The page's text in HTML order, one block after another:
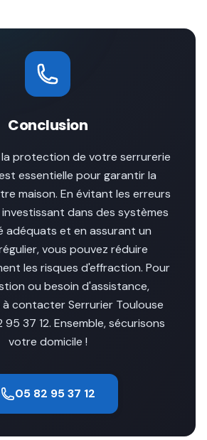
Conclusion
la protection de votre serrurerie
essentielle pour garantir la
maison. En évitant les erreurs
dans des systèmes
adéquats et en assurant un
vous pouvez réduire
les risques d'effraction. Pour
ou besoin d'assistance,
contacter Serrurier Toulouse
95 37 12. Ensemble, sécurisons
votre domicile !
05 82 95 37 12